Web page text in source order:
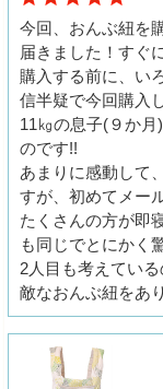
今回、おんぶ紐を
届きました！すぐ
購入する前に、い
信半疑で今回購入
11㎏の息子(９か
のです!!
あまりに感動して
すが、初めてメー
たくさんの方が即
も同じでとにかく
2人目も考えてい
敵なおんぶ紐をあ